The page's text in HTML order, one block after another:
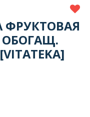
ФРУКТОВАЯ